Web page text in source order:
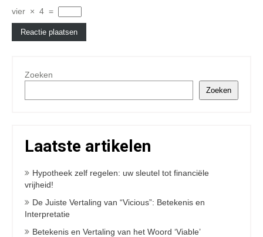
vier × 4 =
Zoeken
Zoeken
Laatste artikelen
Hypotheek zelf regelen: uw sleutel tot financiële
vrijheid!
De Juiste Vertaling van “Vicious”: Betekenis en
Interpretatie
Betekenis en Vertaling van het Woord ‘Viable’